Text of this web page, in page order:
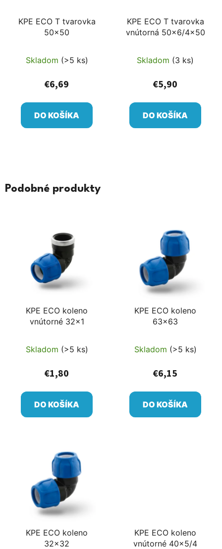
KPE ECO T tvarovka
50x50
Skladom (>5 ks)
€6,69
DO KOŠÍKA
KPE ECO T tvarovka
vnútorná 50x6/4x50
Skladom (3 ks)
€5,90
DO KOŠÍKA
Podobné produkty
KPE ECO koleno
vnútorné 32x1
Skladom (>5 ks)
€1,80
DO KOŠÍKA
KPE ECO koleno
63x63
Skladom (>5 ks)
€6,15
DO KOŠÍKA
KPE ECO koleno
32x32
KPE ECO koleno
vnútorné 40x5/4